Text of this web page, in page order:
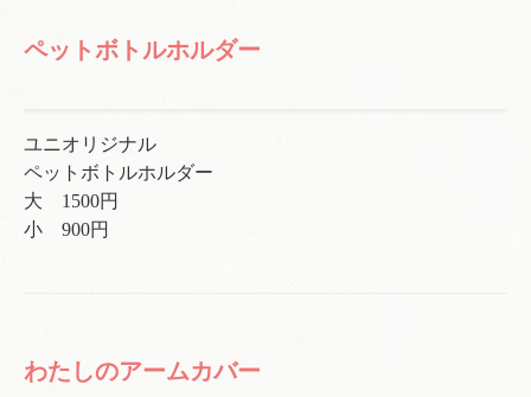
ペットボトルホルダー
ユニオリジナル
ペットボトルホルダー
大 1500円
小 900円
わたしのアームカバー